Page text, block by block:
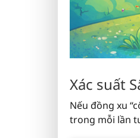
Xác suất
Nếu đồng xu
trong mỗi lần